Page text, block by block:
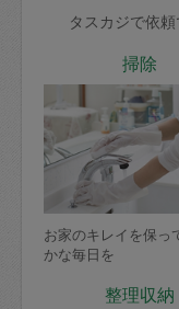
タスカジで依
掃除
お家のキレイを保っ
かな毎日を
整理収納